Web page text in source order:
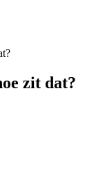
zit dat?